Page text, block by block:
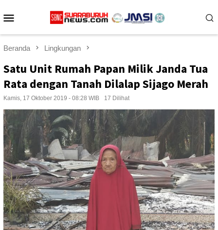
ke
Beranda Lingkungan
Satu Unit Rumah Papan Milik Janda Tua
Rata dengan Tanah Dilalap Sijago Merah
Kamis, 17 Oktober 2019 - 08:28 WIB 17 Dilihat